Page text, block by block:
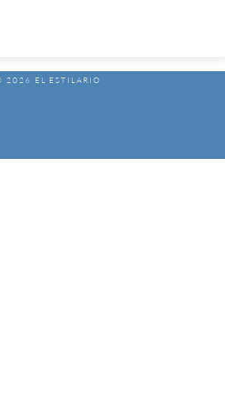
2026 EL ESTILARIO